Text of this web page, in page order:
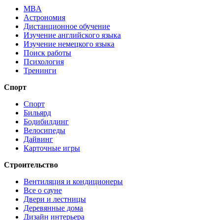
MBA
Астрономия
Дистанционное обучение
Изучение английского языка
Изучение немецкого языка
Поиск работы
Психология
Тренинги
Спорт
Спорт
Бильярд
Бодибилдинг
Велосипеды
Дайвинг
Карточные игры
Строительство
Вентиляция и кондиционеры
Все о сауне
Двери и лестницы
Деревянные дома
Дизайн интерьера